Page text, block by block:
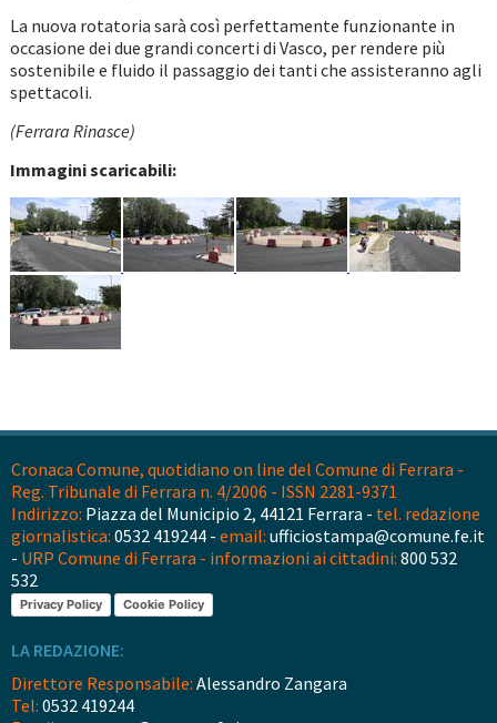
La nuova rotatoria sarà così perfettamente funzionante in
occasione dei due grandi concerti di Vasco, per rendere più
sostenibile e fluido il passaggio dei tanti che assisteranno agli
spettacoli.
(Ferrara Rinasce)
Immagini scaricabili:
Cronaca Comune, quotidiano on line del Comune di Ferrara -
Reg. Tribunale di Ferrara n. 4/2006 - ISSN 2281-9371
Indirizzo: Piazza del Municipio 2, 44121 Ferrara - tel. redazione
giornalistica: 0532 419244 - email: ufficiostampa@comune.fe.it
- URP Comune di Ferrara - informazioni ai cittadini: 800 532
532
Privacy Policy Cookie Policy
LA REDAZIONE:
Direttore Responsabile: Alessandro Zangara
Tel: 0532 419244